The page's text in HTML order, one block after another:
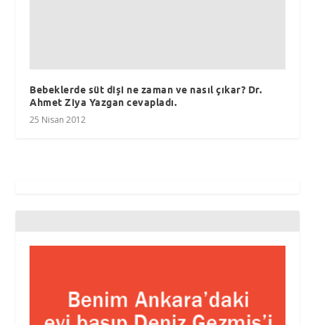
Bebeklerde süt dişi ne zaman ve nasıl çıkar? Dr.
Ahmet Ziya Yazgan cevapladı.
25 Nisan 2012